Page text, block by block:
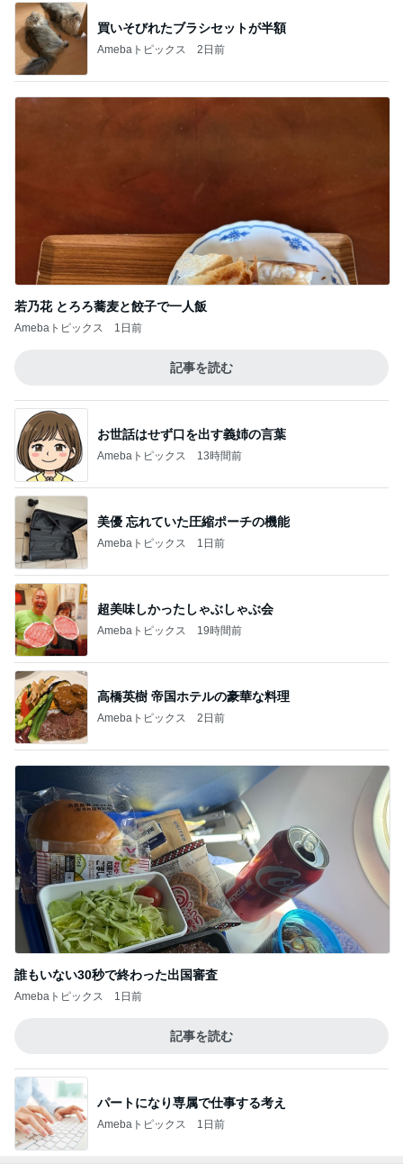
買いそびれたブラシセットが半額
Amebaトピックス 2日前
若乃花 とろろ蕎麦と餃子で一人飯
Amebaトピックス 1日前
記事を読む
お世話はせず口を出す義姉の言葉
Amebaトピックス 13時間前
美優 忘れていた圧縮ポーチの機能
Amebaトピックス 1日前
超美味しかったしゃぶしゃぶ会
Amebaトピックス 19時間前
高橋英樹 帝国ホテルの豪華な料理
Amebaトピックス 2日前
誰もいない30秒で終わった出国審査
Amebaトピックス 1日前
記事を読む
パートになり専属で仕事する考え
Amebaトピックス 1日前